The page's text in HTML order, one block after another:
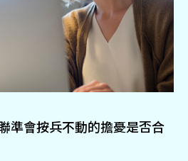
準會按兵不動的擔憂是否合